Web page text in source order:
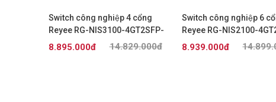
Switch công nghiệp 4 cổng
Reyee RG-NIS3100-4GT2SFP-
HP
14.829.000đ
8.895.000đ
Switch công nghiệp 6
Reyee RG-NIS2100-
HP
8.939.000đ